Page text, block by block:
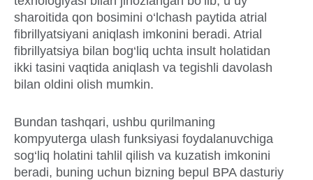
sharoitida qon bosimini o‘lchash paytida atrial
fibrillyatsiyani aniqlash imkonini beradi. Atrial
fibrillyatsiya bilan bog‘liq uchta insult holatidan
ikki tasini vaqtida aniqlash va tegishli davolash
bilan oldini olish mumkin.
Bundan tashqari, ushbu qurilmaning
kompyuterga ulash funksiyasi foydalanuvchiga
sog‘liq holatini tahlil qilish va kuzatish imkonini
beradi, buning uchun bizning bepul BPA dasturiy